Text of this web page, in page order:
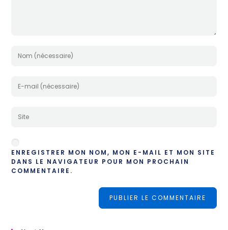
ENREGISTRER MON NOM, MON E-MAIL ET MON SITE
DANS LE NAVIGATEUR POUR MON PROCHAIN
COMMENTAIRE.